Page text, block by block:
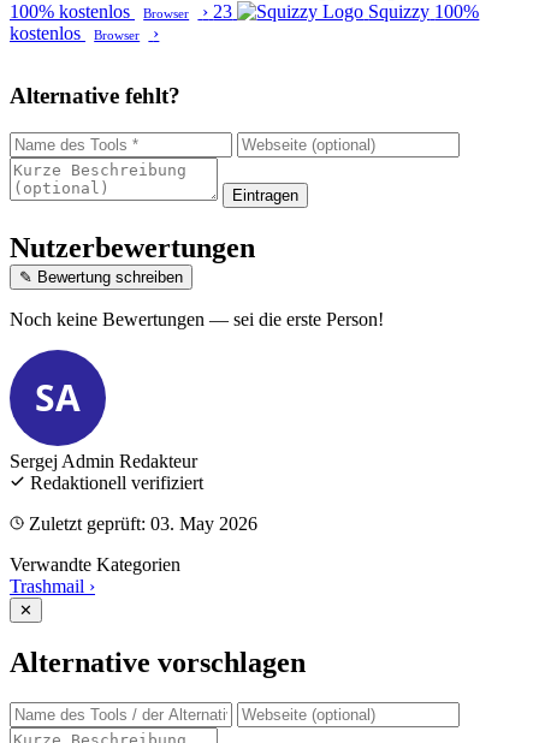
100% kostenlos
Browser › 23 Squizzy 100%
kostenlos
Browser ›
Alternative fehlt?
Eintragen
Nutzerbewertungen
✎ Bewertung schreiben
Noch keine Bewertungen — sei die erste Person!
SA
Sergej Admin Redakteur
Redaktionell verifiziert
Zuletzt geprüft: 03. May 2026
Verwandte Kategorien
Trashmail ›
✕
Alternative vorschlagen